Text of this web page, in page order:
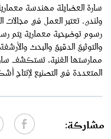
سارة العضايلة مهندسة
ولندن. تعتبر العمل في
رسوم توضيحية معمارية يتم
والتوثيق الدقيق والبحث
ممارستها الفنية، تستكشف
المتعددة في التصنيع لإنتاج
مشاركة: